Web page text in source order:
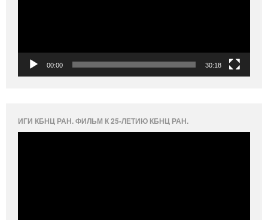
00:00 30:18
ИГИ КБНЦ РАН. ФИЛЬМ К 25-ЛЕТИЮ КБНЦ РАН.